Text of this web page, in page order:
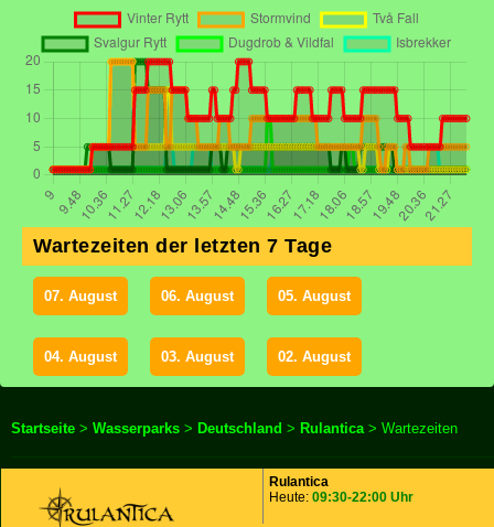
Wartezeiten der letzten 7 Tage
07. August 06. August 05. August
04. August 03. August 02. August
Startseite > Wasserparks > Deutschland > Rulantica> Wartezeiten
Rulantica
Heute: 09:30-22:00 Uhr